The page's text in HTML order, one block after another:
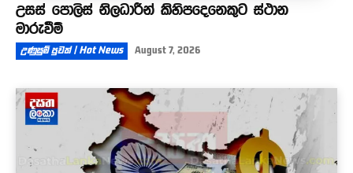
උසස් පොලිස් නිලධාරීන් කිහිපදෙනෙකුට ස්ථාන
මාරුවීම්
උණුසුම් පුවත් | Hot News August 7, 2026